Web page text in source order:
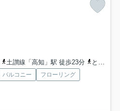
土讃線「高知」駅 徒歩23分 とさでん交通桟橋線「高知駅前」駅 徒歩26分
バルコニー
フローリング